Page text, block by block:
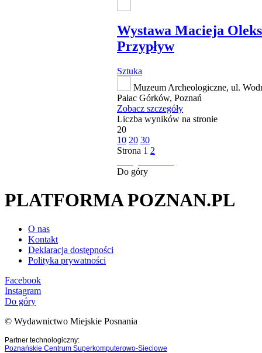
Wystawa Macieja
Przypływ
Sztuka
Muzeum Archeologiczne, ul.
Pałac Górków, Poznań
Zobacz szczegóły
Liczba wyników na stronie
20
10 20 30
Strona 1 2
Do góry
PLATFORMA POZNAN.PL
O nas
Kontakt
Deklaracja dostępności
Polityka prywatności
Facebook
Instagram
Do góry
© Wydawnictwo Miejskie Posnania
Partner technologiczny:
Poznańskie Centrum Superkomputerowo-Sieciowe